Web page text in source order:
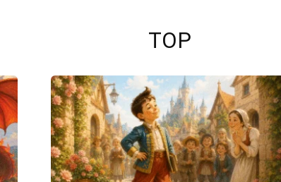
TOP